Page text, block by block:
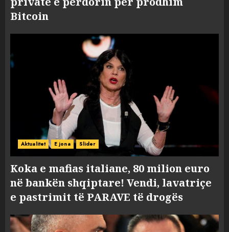
Bitcoin
Aktualitet E jona Slider
Koka e mafias italiane, 80 milion euro
në bankën shqiptare! Vendi, lavatriçe
e pastrimit të PARAVE të drogës